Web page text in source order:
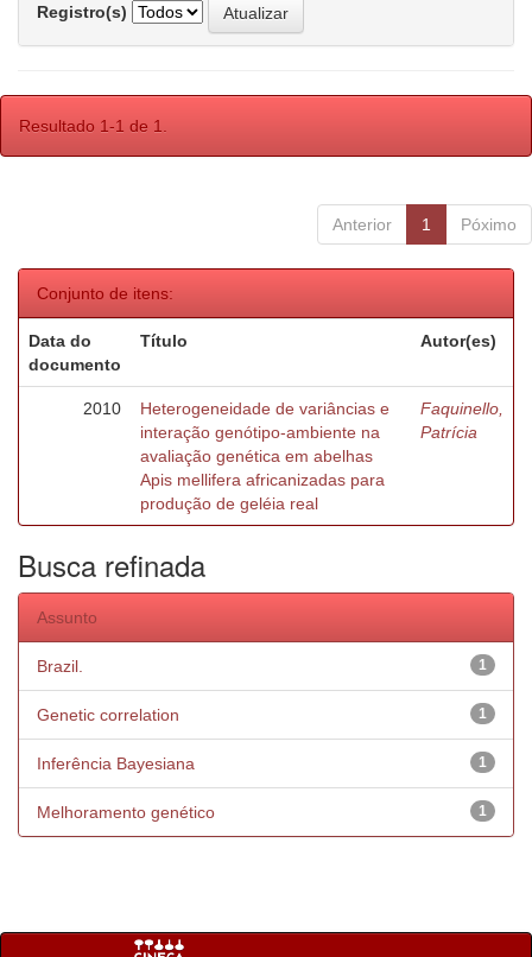
Registro(s)
Resultado 1-1 de 1.
Anterior 1 Póximo
Conjunto de itens:
Data do
documento
Título Autor(es)
2010
Heterogeneidade de variâncias e
interação genótipo-ambiente na
avaliação genética em abelhas
Apis mellifera africanizadas para
produção de geléia real
Faquinello,
Patrícia
Busca refinada
Assunto
1
Brazil.
1
Genetic correlation
1
Inferência Bayesiana
1
Melhoramento genético